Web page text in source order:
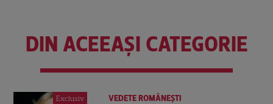
DIN ACEEAȘI CATEGORIE
Exclusiv VEDETE ROMÂNEŞTI